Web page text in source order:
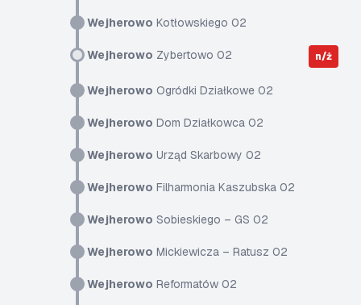
Wejherowo Kotłowskiego 02
Wejherowo Zybertowo 02 n/ż
Wejherowo Ogródki Działkowe 02
Wejherowo Dom Działkowca 02
Wejherowo Urząd Skarbowy 02
Wejherowo Filharmonia Kaszubska 02
Wejherowo Sobieskiego – GS 02
Wejherowo Mickiewicza – Ratusz 02
Wejherowo Reformatów 02